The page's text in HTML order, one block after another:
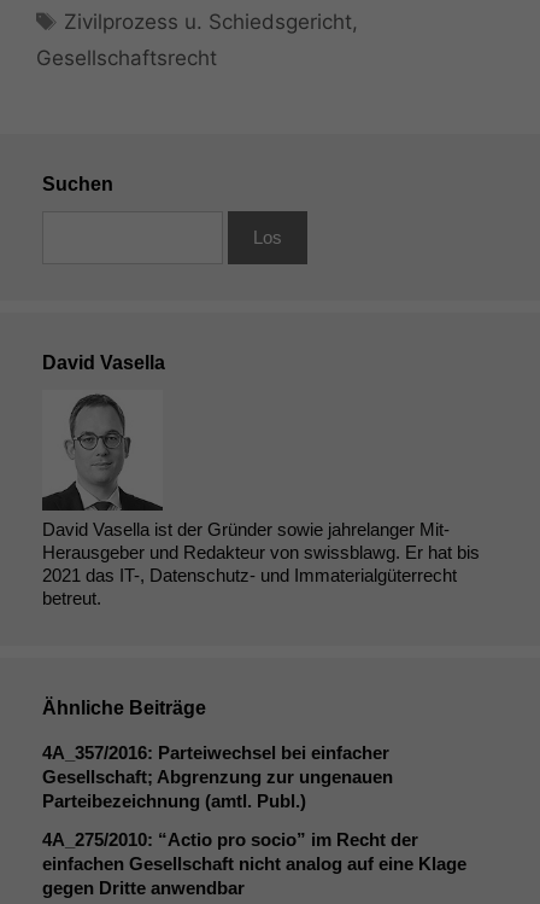
Schlagwörter
Zivilprozess u. Schiedsgericht,
Gesellschaftsrecht
Suchen
David Vasella
David Vasella ist der Gründer sowie jahrelanger Mit-
Herausgeber und Redakteur von swissblawg. Er hat bis
2021 das IT-, Datenschutz- und Immaterialgüterrecht
betreut.
Ähnliche Beiträge
4A_357/2016: Parteiwechsel bei einfacher
Gesellschaft; Abgrenzung zur ungenauen
Parteibezeichnung (amtl. Publ.)
4A_275/2010: “Actio pro socio” im Recht der
einfachen Gesellschaft nicht analog auf eine Klage
gegen Dritte anwendbar